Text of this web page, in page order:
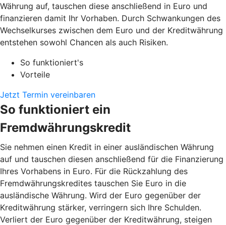
Währung auf, tauschen diese anschließend in Euro und
finanzieren damit Ihr Vorhaben. Durch Schwankungen des
Wechselkurses zwischen dem Euro und der Kreditwährung
entstehen sowohl Chancen als auch Risiken.
So funktioniert's
Vorteile
Jetzt Termin vereinbaren
So funktioniert ein
Fremdwährungskredit
Sie nehmen einen Kredit in einer ausländischen Währung
auf und tauschen diesen anschließend für die Finanzierung
Ihres Vorhabens in Euro. Für die Rückzahlung des
Fremdwährungskredites tauschen Sie Euro in die
ausländische Währung. Wird der Euro gegenüber der
Kreditwährung stärker, verringern sich Ihre Schulden.
Verliert der Euro gegenüber der Kreditwährung, steigen